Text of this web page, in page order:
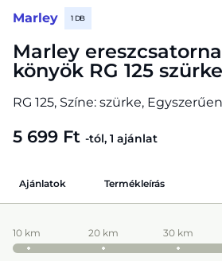
Marley 1 DB
Marley
könyök RG 125 szürke
RG 125, Színe: szürke,
5 699 Ft -tól, 1 ajánlat
Ajánlatok Termékleírás
10 km 20 km 30 km